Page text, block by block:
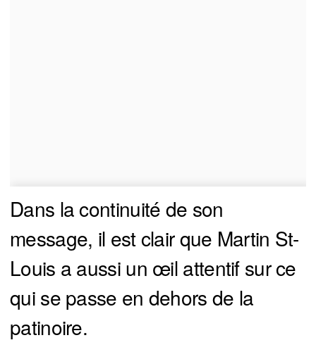
Dans la continuité de son
message, il est clair que Martin St-
Louis a aussi un œil attentif sur ce
qui se passe en dehors de la
patinoire.